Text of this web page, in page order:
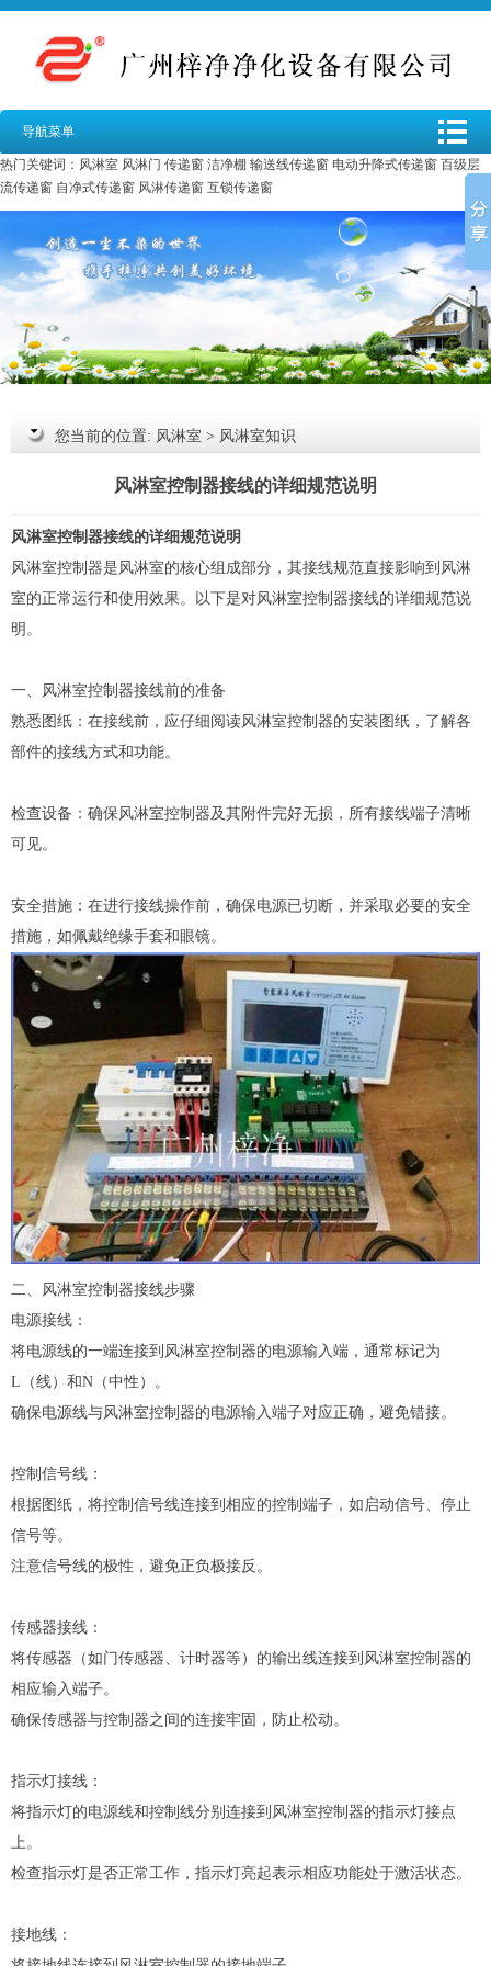
导航菜单
热门关键词： 风淋室 风淋门 传递窗 洁净棚 输送线传递窗 电动升降式传递窗 百级层
流传递窗 自净式传递窗 风淋传递窗 互锁传递窗
您当前的位置: 风淋室 > 风淋室知识
风淋室控制器接线的详细规范说明
风淋室控制器接线的详细规范说明
风淋室控制器是风淋室的核心组成部分，其接线规范直接影响到风淋
室的正常运行和使用效果。以下是对风淋室控制器接线的详细规范说
明。
一、风淋室控制器接线前的准备
熟悉图纸：在接线前，应仔细阅读风淋室控制器的安装图纸，了解各
部件的接线方式和功能。
检查设备：确保风淋室控制器及其附件完好无损，所有接线端子清晰
可见。
安全措施：在进行接线操作前，确保电源已切断，并采取必要的安全
措施，如佩戴绝缘手套和眼镜。
二、 风淋室控制器接线步骤
电源接线：
将电源线的一端连接到风淋室控制器的电源输入端，通常标记为
L（线）和N（中性）。
确保电源线与风淋室控制器的电源输入端子对应正确，避免错接。
控制信号线：
根据图纸，将控制信号线连接到相应的控制端子，如启动信号、停止
信号等。
注意信号线的极性，避免正负极接反。
传感器接线：
将传感器（如门传感器、计时器等）的输出线连接到风淋室控制器的
相应输入端子。
确保传感器与控制器之间的连接牢固，防止松动。
指示灯接线：
将指示灯的电源线和控制线分别连接到风淋室控制器的指示灯接点
上。
检查指示灯是否正常工作，指示灯亮起表示相应功能处于激活状态。
接地线：